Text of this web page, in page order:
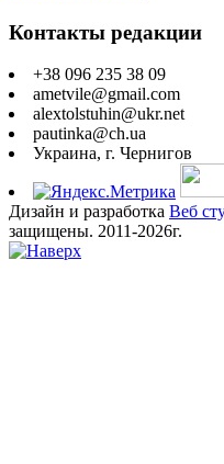
Контакты редакции
+38 096 235 38 09
ametvile@gmail.com
alextolstuhin@ukr.net
pautinka@ch.ua
Украина, г. Чернигов
Дизайн и разработка Веб
защищены. 2011-2026г.